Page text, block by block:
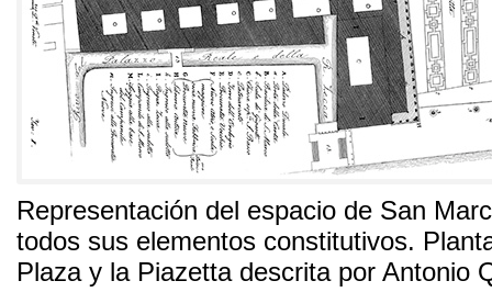
Representación del espacio de San
todos sus elementos constitutivos.
Plaza y la Piazetta descrita por Antonio